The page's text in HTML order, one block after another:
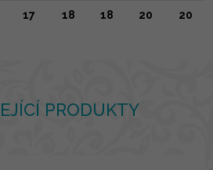
PRODUKTY
17 18 18 20 20